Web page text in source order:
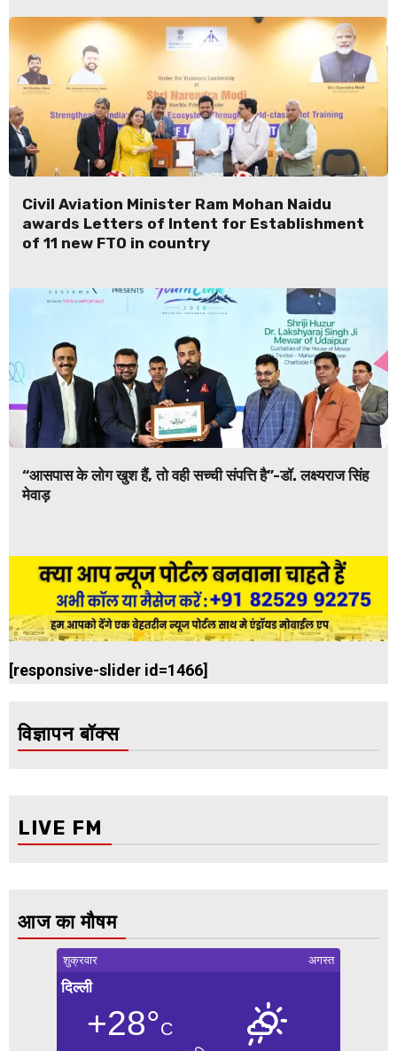
Civil Aviation Minister Ram Mohan Naidu
awards Letters of Intent for Establishment
of 11 new FTO in country
“आसपास के लोग खुश हैं, तो वही सच्ची संपत्ति है”-डॉ. लक्ष्यराज सिंह
मेवाड़
[responsive-slider id=1466]
विज्ञापन बॉक्स
LIVE FM
आज का मौषम
शुक्रवार अगस्त
दिल्ली
+28°C